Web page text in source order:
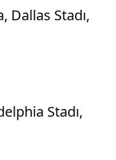
Dallas Stadı,
Stadı,